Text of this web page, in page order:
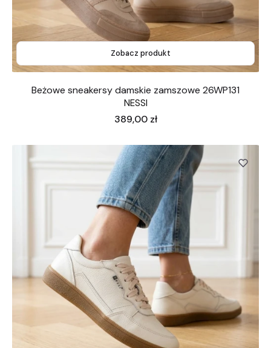
Zobacz produkt
Beżowe sneakersy damskie zamszowe 26WP131
NESSI
Cena
389,00 zł